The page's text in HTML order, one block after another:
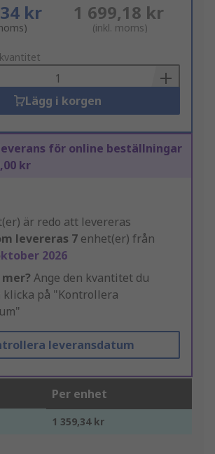
kr 1 699,18 kr
(inkl. moms)
Lägg i korgen
leverans för online beställningar
kr
är redo att levereras
levereras 7 enhet(er) från
2026
Ange den kvantitet du
klicka på "Kontrollera
leveransdatum
Per enhet
1 359,34 kr